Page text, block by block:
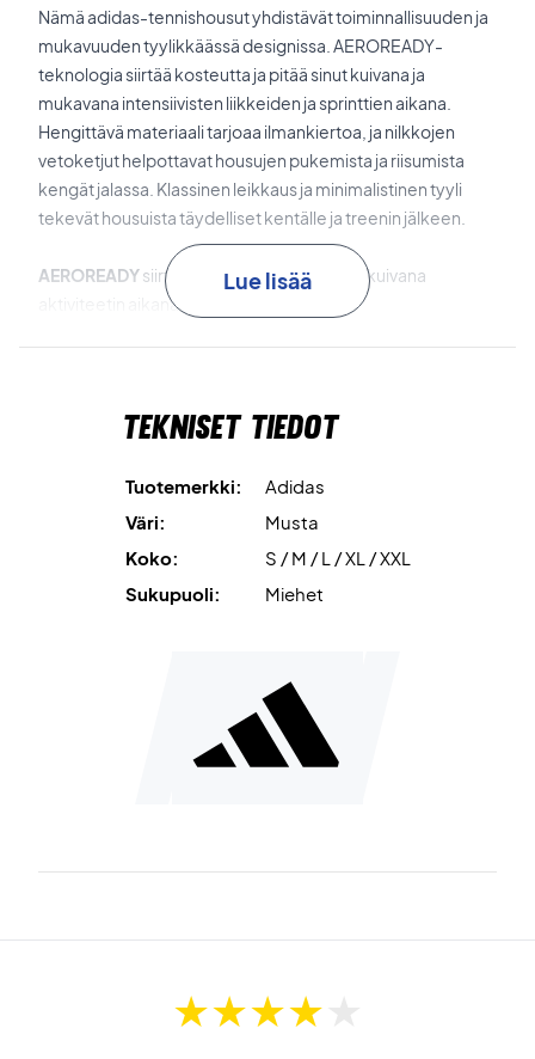
Nämä adidas-tennishousut yhdistävät toiminnallisuuden ja
mukavuuden tyylikkäässä designissa. AEROREADY-
teknologia siirtää kosteutta ja pitää sinut kuivana ja
mukavana intensiivisten liikkeiden ja sprinttien aikana.
Hengittävä materiaali tarjoaa ilmankiertoa, ja nilkkojen
vetoketjut helpottavat housujen pukemista ja riisumista
kengät jalassa. Klassinen leikkaus ja minimalistinen tyyli
tekevät housuista täydelliset kentälle ja treenin jälkeen.
AEROREADYsiirtää kosteutta ja pitää sinut kuivana
aktiviteetin aikana.
ja liikkumisvapautta.
Pelaa ja liiku mukavasti – osta Adidas Walk-On Pants
Black tänään!
Lue lisää
Tekniset tiedot
Tuotemerkki:
Adidas
Väri:
Musta
Koko:
S / M / L / XL / XXL
Sukupuoli:
Miehet